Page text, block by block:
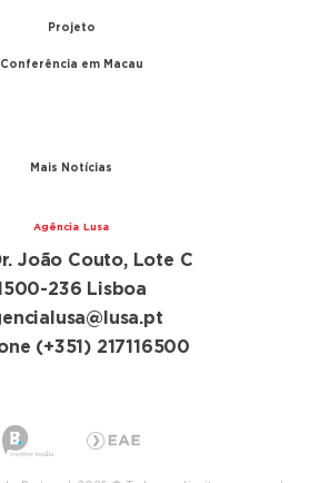
Projeto
Conferência em Macau
Mais Notícias
Agência Lusa
João Couto, Lote C
236 Lisboa
(+351) 217116500